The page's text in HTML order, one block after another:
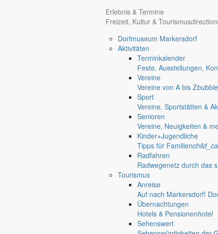
Erlebnis & Termine
Freizeit, Kultur & Tourismus
Dorfmuseum Markersdorf
Aktivitäten
Terminkalender
Feste, Ausstellungen,
Vereine
Vereine von A bis Z
Sport
Vereine, Sportstätten &
Senioren
Vereine, Neuigkeiten &
Kinder+Jugendliche
Tipps für Familien
Radfahren
Radwegenetz durch das
Tourismus
Anreise
Auf nach Markersdorf!
Übernachtungen
Hotels & Pensionenhotel
Sehenswert